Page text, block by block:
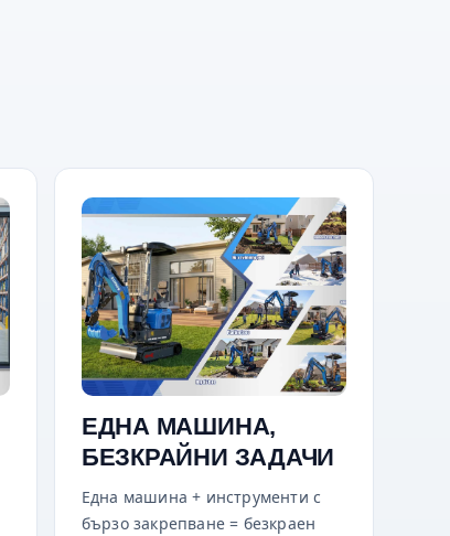
ЕДНА МАШИНА,
БЕЗКРАЙНИ ЗАДАЧИ
Една машина + инструменти с
бързо закрепване = безкраен